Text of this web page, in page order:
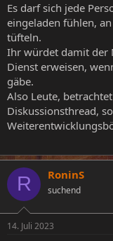
Es darf sich jede
eingeladen fühlen,
tüfteln.
Ihr würdet damit der
Dienst erweisen,
gäbe.
Also Leute,
Diskussionsthread,
R RoninS
suchend
14. Juli 2023